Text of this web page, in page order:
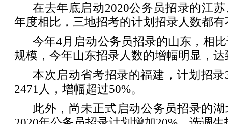
在去年底启动2020公务员招录的江
年度相比，三地招考的计划招录人数都
今年4月启动公务员招录的山东，相
规模，今年山东招录人数的增幅明显，达
本次启动省考招录的福建，计划招
2471人，增幅超过50%。
此外，尚未正式启动公务员招录的